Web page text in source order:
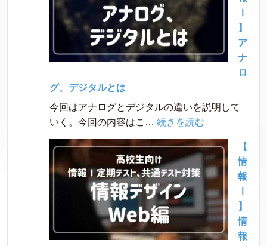
進
数
と
は
】
ア
ナ
ロ
グ、デジタルとは
今回はアナログとデジタルの違いを説明して
いく。今回の内容はこ… 続きを読む
報
Ⅰ】
ア
ナ
ロ
グ、
デ
【
情
報
】
情
報